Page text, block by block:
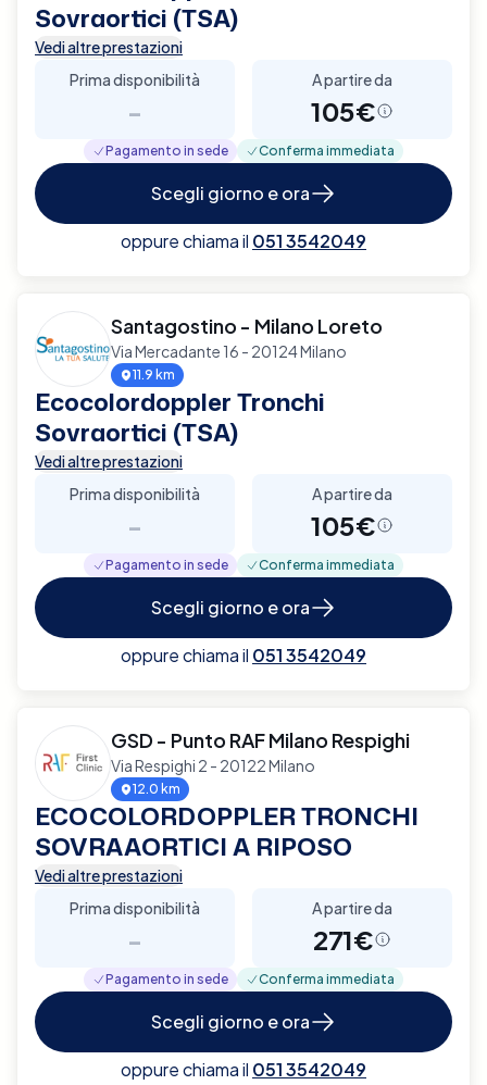
Sovraortici (TSA)
Vedi altre prestazioni
Prima disponibilità
-
A partire da
105€
Pagamento in sede Conferma immediata
Scegli giorno e ora
oppure chiama il 051 3542049
Santagostino - Milano Loreto
Via Mercadante 16 - 20124 Milano
11.9 km
Ecocolordoppler Tronchi
Sovraortici (TSA)
Vedi altre prestazioni
Prima disponibilità
-
A partire da
105€
Pagamento in sede Conferma immediata
Scegli giorno e ora
oppure chiama il 051 3542049
GSD - Punto RAF Milano Respighi
Via Respighi 2 - 20122 Milano
12.0 km
ECOCOLORDOPPLER TRONCHI
SOVRAAORTICI A RIPOSO
Vedi altre prestazioni
Prima disponibilità
-
A partire da
271€
Pagamento in sede Conferma immediata
Scegli giorno e ora
oppure chiama il 051 3542049